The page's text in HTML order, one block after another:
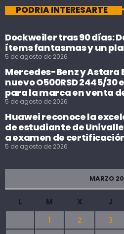
PODRÍA INTERESARTE
Dockweiler tras 90 días:
ítems fantasmas y un
5 de agosto de 2026
Mercedes-Benz y Astara
nuevo O500RSD 2445/30
para la marca en venta
5 de agosto de 2026
Huawei reconoce la
de estudiante de
a examen de
5 de agosto de 2026
MARZO
L M X J
1
2 3